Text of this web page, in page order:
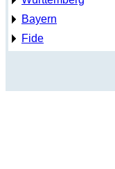
Bayern
Fide